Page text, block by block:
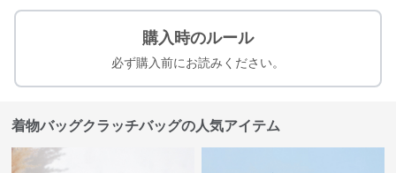
購入時のルール
必ず購入前にお読みください。
着物バッグクラッチバッグの人気アイテム